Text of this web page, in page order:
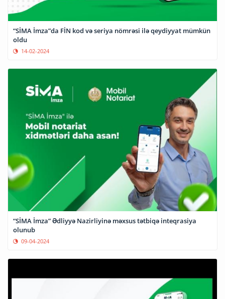
“SİMA İmza”da FİN kod və seriya nömrəsi ilə qeydiyyat mümkün
oldu
14-02-2024
“SİMA İmza” Ədliyyə Nazirliyinə məxsus tətbiqə inteqrasiya
olunub
09-04-2024